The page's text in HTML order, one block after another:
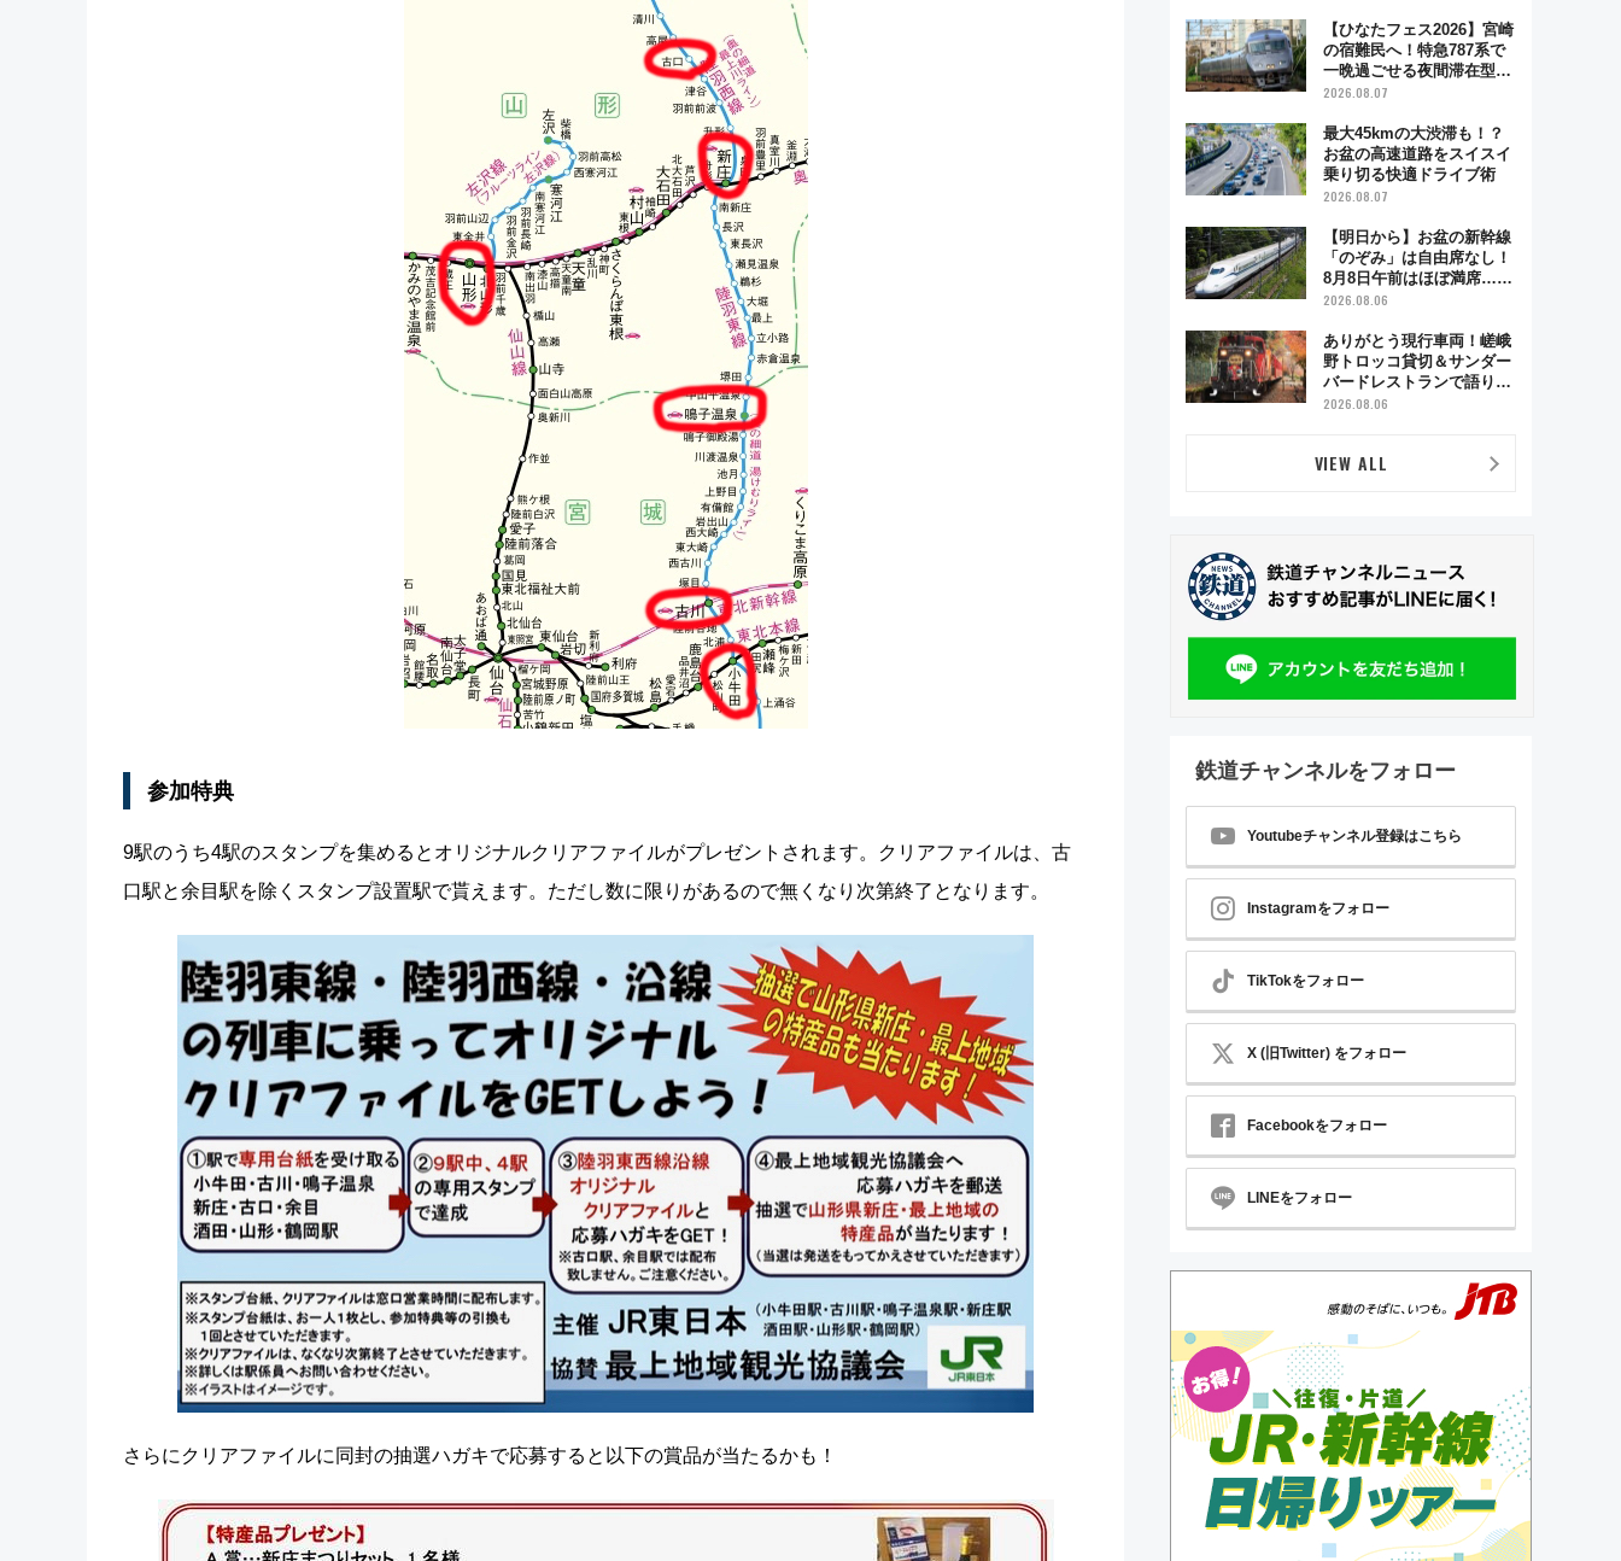
参加特典
9駅のうち4駅のスタンプを集めるとオリジナルクリアファイルがプレゼントされます。クリアファイルは、古
口駅と余目駅を除くスタンプ設置駅で貰えます。ただし数に限りがあるので無くなり次第終了となります。
さらにクリアファイルに同封の抽選ハガキで応募すると以下の賞品が当たるかも！
【ひなたフェス2026】宮崎
の宿難民へ！特急787系で
一晩過ごせる夜間滞在型イ
ベント「スワローおひさ
2026.08.07
最大45kmの大渋滞も！？
お盆の高速道路をスイスイ
乗り切る快適ドライブ術
2026.08.07
【明日から】お盆の新幹線
「のぞみ」は自由席なし！
8月8日午前はほぼ満席…で
も数時間ズラせば空きが見
「空席」探しのコツ
2026.08.06
ありがとう現行車両！嵯峨
野トロッコ貸切＆サンダー
バードレストランで語り合
う秋の京都 斉藤雪乃＆福
ー」開催
2026.08.06
VIEW ALL
鉄道チャンネルをフォロー
Youtubeチャンネル登録はこちら
Instagramをフォロー
TikTokをフォロー
X (旧Twitter) をフォロー
Facebookをフォロー
LINEをフォロー